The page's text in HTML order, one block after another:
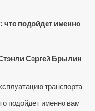
что подойдет именно
Сергей Брылин
транспорта
подойдет именно вам